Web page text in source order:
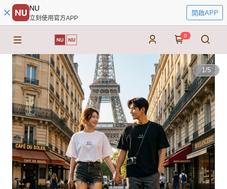
NU
立刻使用官方APP
開啟APP
0
1/5